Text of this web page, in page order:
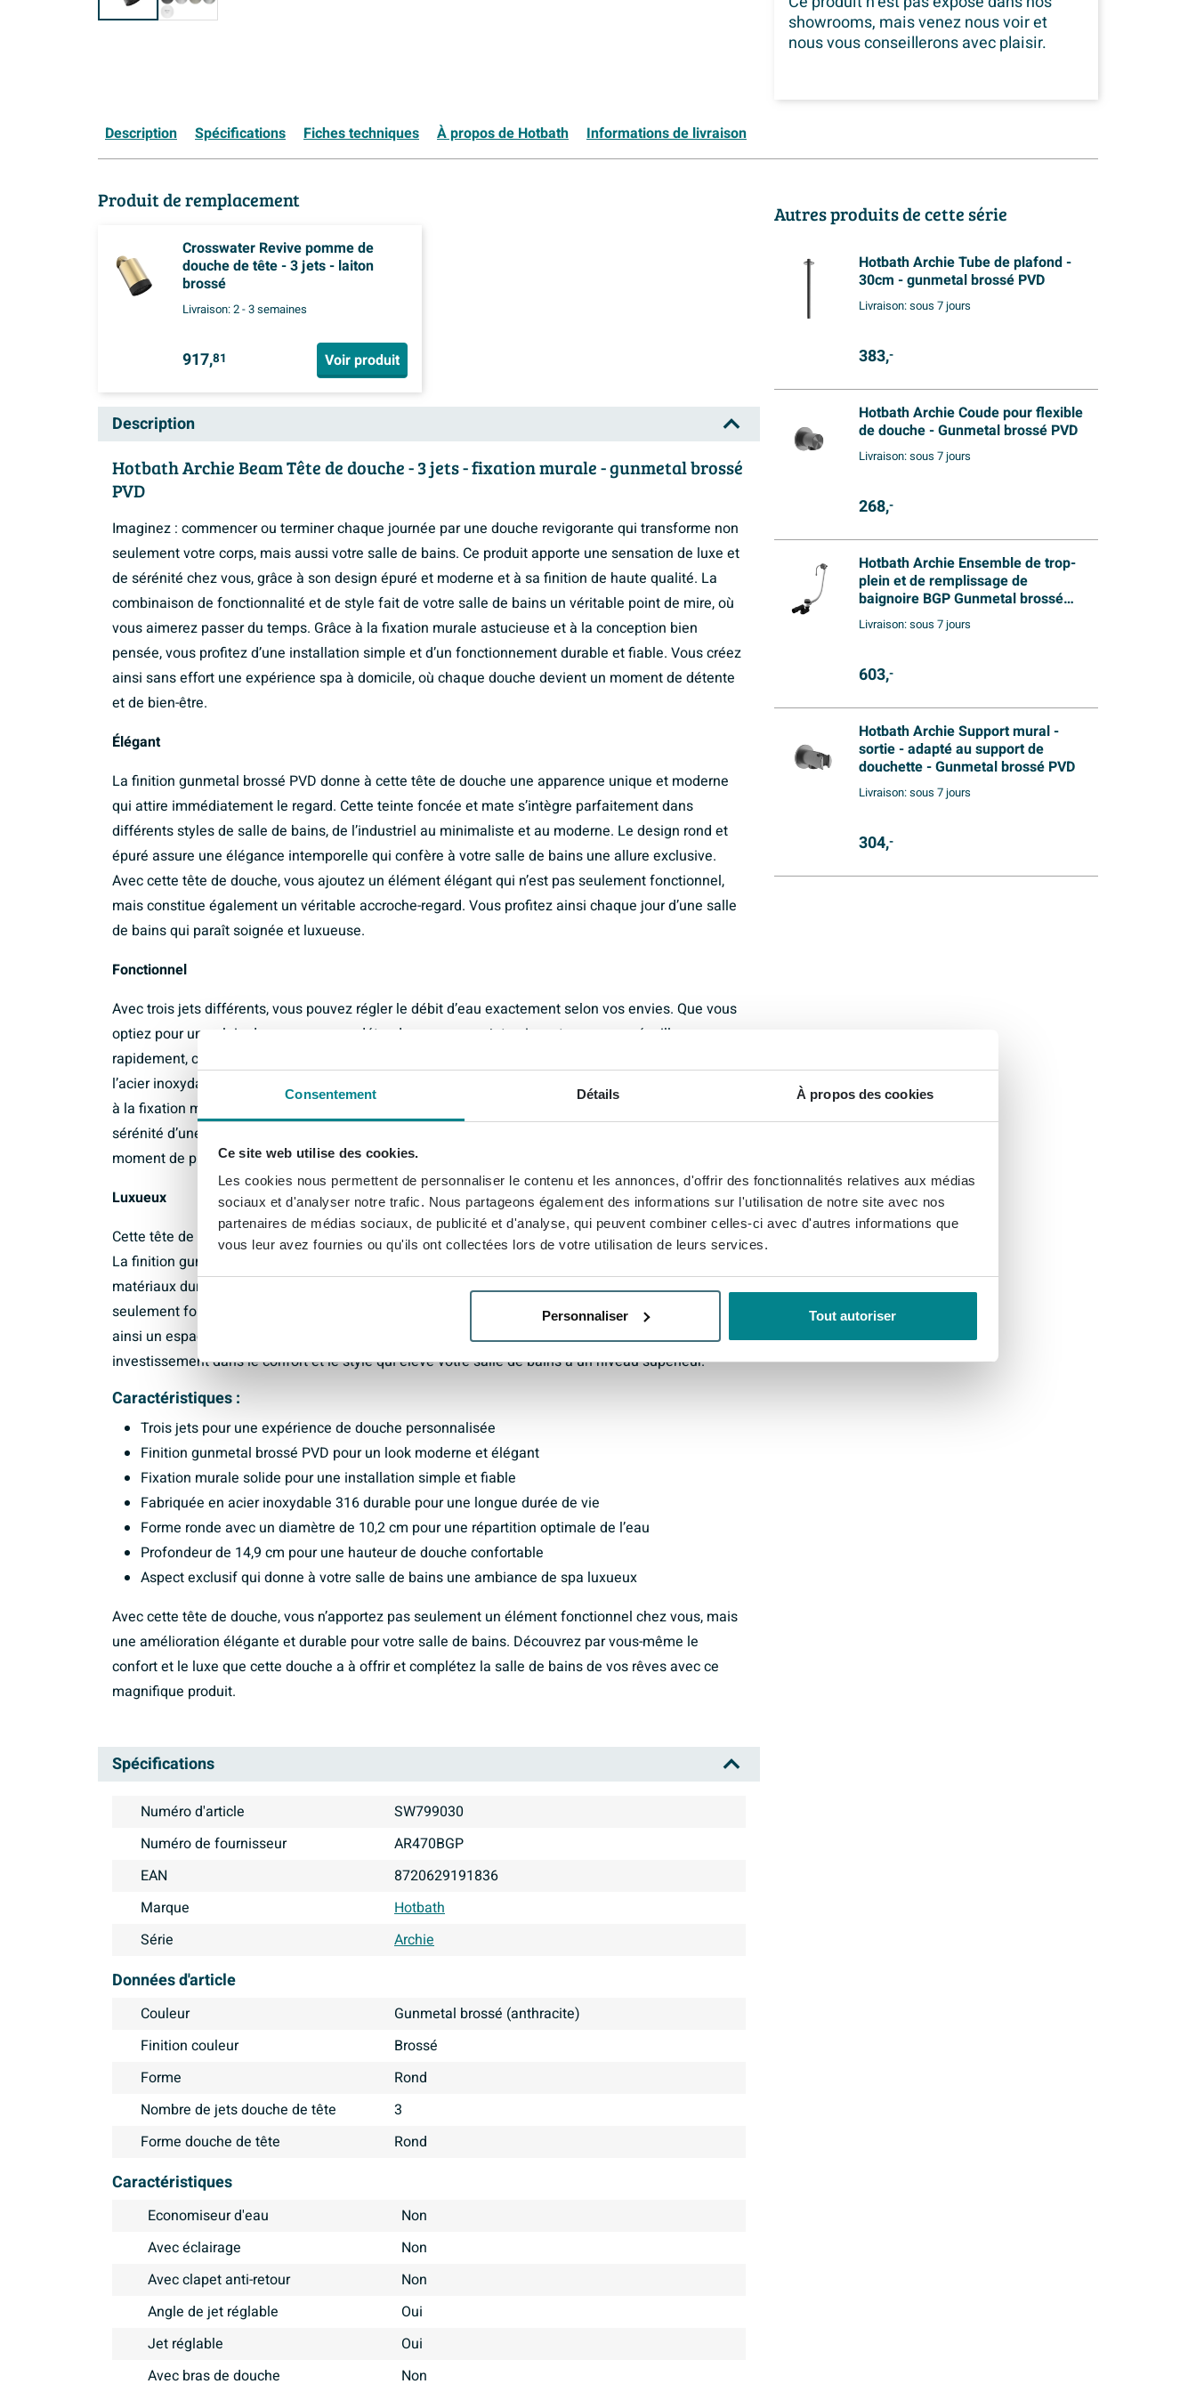
Consentement Détails À propos des cookies
Ce site web utilise des cookies.
Les cookies nous permettent de personnaliser le contenu et les annonces, d'offrir des fonctionnalités relatives aux médias
sociaux et d'analyser notre trafic. Nous partageons également des informations sur l'utilisation de notre site avec nos
partenaires de médias sociaux, de publicité et d'analyse, qui peuvent combiner celles-ci avec d'autres informations que
vous leur avez fournies ou qu'ils ont collectées lors de votre utilisation de leurs services.
Personnaliser Tout autoriser
showrooms, mais venez nous voir et
nous vous conseillerons avec plaisir.
Description Spécifications Fiches techniques À propos de Hotbath Informations de livraison
Produit de remplacement
Crosswater Revive pomme de
douche de tête - 3 jets - laiton
brossé
Livraison:2 - 3 semaines
917,81 Voir produit
Description
Hotbath Archie Beam Tête de douche - 3 jets - fixation murale - gunmetal brossé
PVD
Imaginez : commencer ou terminer chaque journée par une douche revigorante qui transforme non
seulement votre corps, mais aussi votre salle de bains. Ce produit apporte une sensation de luxe et
de sérénité chez vous, grâce à son design épuré et moderne et à sa finition de haute qualité. La
combinaison de fonctionnalité et de style fait de votre salle de bains un véritable point de mire, où
vous aimerez passer du temps. Grâce à la fixation murale astucieuse et à la conception bien
pensée, vous profitez d’une installation simple et d’un fonctionnement durable et fiable. Vous créez
ainsi sans effort une expérience spa à domicile, où chaque douche devient un moment de détente
et de bien-être.
Élégant
La finition gunmetal brossé PVD donne à cette tête de douche une apparence unique et moderne
qui attire immédiatement le regard. Cette teinte foncée et mate s’intègre parfaitement dans
différents styles de salle de bains, de l’industriel au minimaliste et au moderne. Le design rond et
épuré assure une élégance intemporelle qui confère à votre salle de bains une allure exclusive.
Avec cette tête de douche, vous ajoutez un élément élégant qui n’est pas seulement fonctionnel,
mais constitue également un véritable accroche-regard. Vous profitez ainsi chaque jour d’une salle
de bains qui paraît soignée et luxueuse.
Fonctionnel
Avec trois jets différents, vous pouvez régler le débit d’eau exactement selon vos envies. Que vous
optiez pour une pluie douce pour vous détendre ou pour un jet puissant pour vous réveiller
rapidement, cette tête de douche offre toutes ces possibilités. Les matériaux de haute qualité, dont
l’acier inoxydable 316, garantissent une longue durée de vie et des performances optimales. Grâce
à la fixation murale, l’installation est simple et solide, afin que vous puissiez profiter en toute
sérénité d’une expérience de douche confortable et fiable. Ainsi, chaque douche devient un
moment de pur confort.
Luxueux
Cette tête de douche apporte une sensation de spa luxueux directement dans votre salle de bains.
La finition gunmetal brossé PVD assure une apparence exclusive et raffinée, tandis que les
matériaux durables contribuent à une expérience de haute qualité. Il s’agit d’un produit qui n’est pas
seulement fonctionnel, mais évoque également un sentiment de luxe et de détente. Vous créez
ainsi un espace bien-être personnel où vous pouvez chaque jour vous ressourcer complètement. Un
investissement dans le confort et le style qui élève votre salle de bains à un niveau supérieur.
Caractéristiques :
Trois jets pour une expérience de douche personnalisée
Finition gunmetal brossé PVD pour un look moderne et élégant
Fixation murale solide pour une installation simple et fiable
Fabriquée en acier inoxydable 316 durable pour une longue durée de vie
Forme ronde avec un diamètre de 10,2 cm pour une répartition optimale de l’eau
Profondeur de 14,9 cm pour une hauteur de douche confortable
Aspect exclusif qui donne à votre salle de bains une ambiance de spa luxueux
Avec cette tête de douche, vous n’apportez pas seulement un élément fonctionnel chez vous, mais
une amélioration élégante et durable pour votre salle de bains. Découvrez par vous-même le
confort et le luxe que cette douche a à offrir et complétez la salle de bains de vos rêves avec ce
magnifique produit.
Spécifications
Numéro d'article
SW799030
Numéro de fournisseur
AR470BGP
EAN
8720629191836
Marque
Hotbath
Série
Archie
Données d'article
Couleur
Gunmetal brossé (anthracite)
Finition couleur
brossé
Forme
Rond
Nombre de jets douche de tête
3
Forme douche de tête
Rond
Caractéristiques
Economiseur d'eau
Non
Avec éclairage
Non
Avec clapet anti-retour
Non
Angle de jet réglable
Oui
Jet réglable
Oui
Avec bras de douche
Non
Autres produits de cette série
Hotbath Archie Tube de plafond -
30cm - gunmetal brossé PVD
Livraison:sous 7 jours
383,-
Hotbath Archie Coude pour flexible
de douche - Gunmetal brossé PVD
Livraison:sous 7 jours
268,-
Hotbath Archie Ensemble de trop-
plein et de remplissage de
baignoire BGP Gunmetal brossé
PVD
Livraison:sous 7 jours
603,-
Hotbath Archie Support mural -
sortie - adapté au support de
douchette - Gunmetal brossé PVD
Livraison:sous 7 jours
304,-